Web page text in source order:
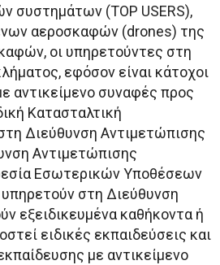
συστημάτων (TOP USERS),
αεροσκαφών (drones) της
οι υπηρετούντες στη
εφόσον είναι κάτοχοι
αντικείμενο συναφές προς
Κατασταλτική
Διεύθυνση Αντιμετώπισης
Αντιμετώπισης
Εσωτερικών Υποθέσεων
στη Διεύθυνση
εξειδικευμένα καθήκοντα ή
ειδικές εκπαιδεύσεις και
με αντικείμενο